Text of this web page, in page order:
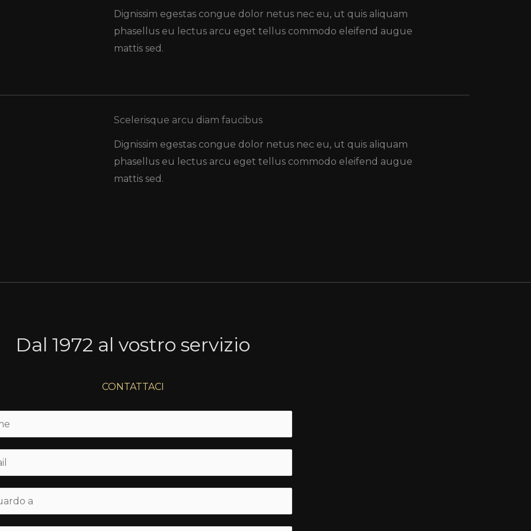
Dignissim egestas congue dolor netus nec eu, ut quis aliquam
phasellus eu lectus arcu eget tellus commodo eleifend augue
mattis sed.
Scelerisque arcu diam faucibus
Dignissim egestas congue dolor netus nec eu, ut quis aliquam
phasellus eu lectus arcu eget tellus commodo eleifend augue
mattis sed.
Dal 1972 al vostro servizio
CONTATTACI